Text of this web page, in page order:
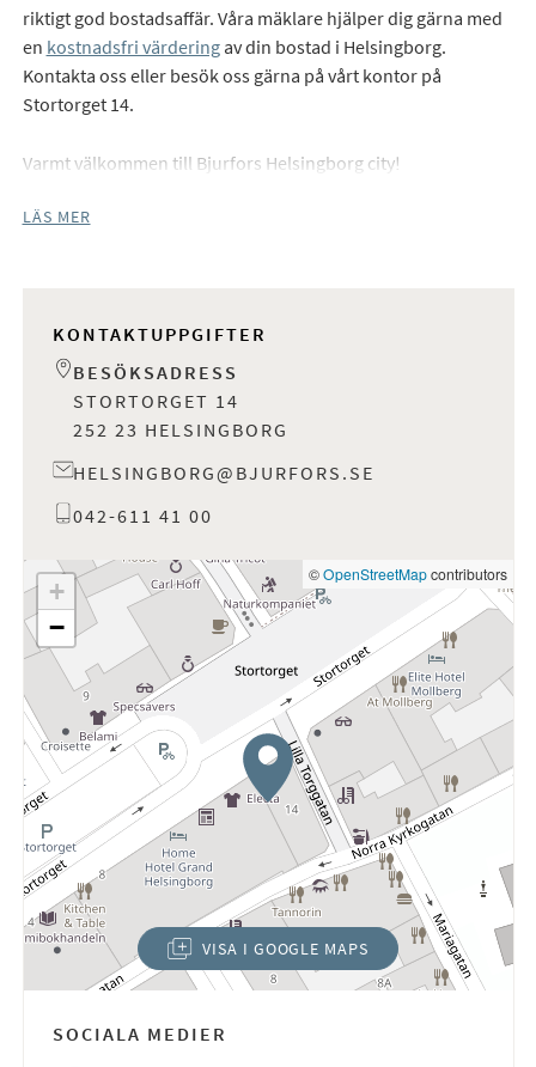
riktigt god bostadsaffär. Våra mäklare hjälper dig gärna med
en kostnadsfri värderingav din bostad i Helsingborg.
Kontakta oss eller besök oss gärna på vårt kontor på
Stortorget 14.
Varmt välkommen till Bjurfors Helsingborg city!
LÄS MER
KONTAKTUPPGIFTER
BESÖKSADRESS
STORTORGET 14
252 23 HELSINGBORG
HELSINGBORG@BJURFORS.SE
042-611 41 00
+
−
©OpenStreetMapcontributors
VISA I GOOGLE MAPS
(ÖPPNAS I NYTT FÖNSTER)
SOCIALA MEDIER